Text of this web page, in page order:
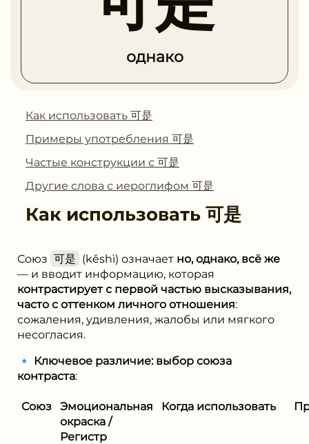
однако
Как использовать 可是
Примеры употребления 可是
Частые конструкции с 可是
Другие слова с иероглифом 可是
Как использовать 可是
Союз 可是 (kěshì) означает но, однако, всё же
— и вводит информацию, которая
контрастирует с первой частью высказывания,
часто с оттенком личного отношения:
сожаления, удивления, жалобы или мягкого
несогласия.
🔹 Ключевое различие: выбор союза
контраста:
Союз
Эмоциональная
окраска /
Регистр
Когда использовать